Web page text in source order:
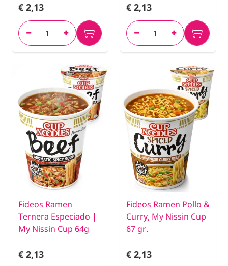
€ 2,13 € 2,13
Fideos Ramen
Ternera Especiado |
My Nissin Cup 64g
€ 2,13
Fideos Ramen Pollo &
Curry, My Nissin Cup
67 gr.
€ 2,13